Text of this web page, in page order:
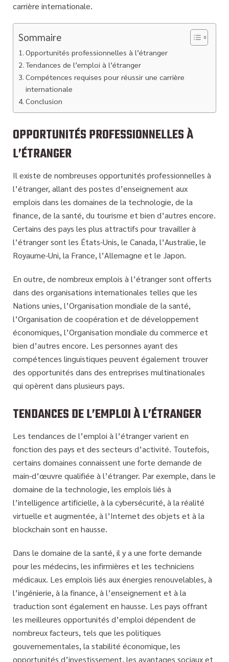
carrière internationale.
Sommaire
Opportunités professionnelles à l’étranger
Tendances de l’emploi à l’étranger
Compétences requises pour réussir une carrière
internationale
Conclusion
OPPORTUNITÉS PROFESSIONNELLES À
L’ÉTRANGER
Il existe de nombreuses opportunités professionnelles à
l’étranger, allant des postes d’enseignement aux
emplois dans les domaines de la technologie, de la
finance, de la santé, du tourisme et bien d’autres encore.
Certains des pays les plus attractifs pour travailler à
l’étranger sont les États-Unis, le Canada, l’Australie, le
Royaume-Uni, la France, l’Allemagne et le Japon.
En outre, de nombreux emplois à l’étranger sont offerts
dans des organisations internationales telles que les
Nations unies, l’Organisation mondiale de la santé,
l’Organisation de coopération et de développement
économiques, l’Organisation mondiale du commerce et
bien d’autres encore. Les personnes ayant des
compétences linguistiques peuvent également trouver
des opportunités dans des entreprises multinationales
qui opèrent dans plusieurs pays.
TENDANCES DE L’EMPLOI À L’ÉTRANGER
Les tendances de l’emploi à l’étranger varient en
fonction des pays et des secteurs d’activité. Toutefois,
certains domaines connaissent une forte demande de
main-d’œuvre qualifiée à l’étranger. Par exemple, dans le
domaine de la technologie, les emplois liés à
l’intelligence artificielle, à la cybersécurité, à la réalité
virtuelle et augmentée, à l’Internet des objets et à la
blockchain sont en hausse.
Dans le domaine de la santé, il y a une forte demande
pour les médecins, les infirmières et les techniciens
médicaux. Les emplois liés aux énergies renouvelables, à
l’ingénierie, à la finance, à l’enseignement et à la
traduction sont également en hausse. Les pays offrant
les meilleures opportunités d’emploi dépendent de
nombreux facteurs, tels que les politiques
gouvernementales, la stabilité économique, les
opportunités d’investissement, les avantages sociaux et